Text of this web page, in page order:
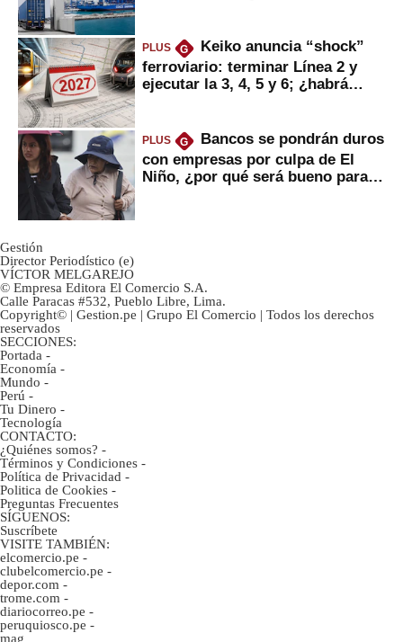
PLUS G
Keiko anuncia “shock”
ferroviario: terminar Línea 2 y
ejecutar la 3, 4, 5 y 6; ¿habrá
PLUS G
Bancos se pondrán duros
con empresas por culpa de El
Niño, ¿por qué será bueno para
Gestión
Director Periodístico (e)
VÍCTOR MELGAREJO
© Empresa Editora El Comercio S.A.
Calle Paracas #532, Pueblo Libre, Lima.
Copyright© | Gestion.pe | Grupo El Comercio | Todos los derechos
reservados
SECCIONES:
Portada -
Economía -
Mundo -
Perú -
Tu Dinero -
Tecnología
CONTACTO:
¿Quiénes somos? -
Términos y Condiciones -
Política de Privacidad -
Politica de Cookies -
Preguntas Frecuentes
SÍGUENOS:
Suscríbete
VISITE TAMBIÉN:
elcomercio.pe -
clubelcomercio.pe -
depor.com -
trome.com -
diariocorreo.pe -
peruquiosco.pe -
mag